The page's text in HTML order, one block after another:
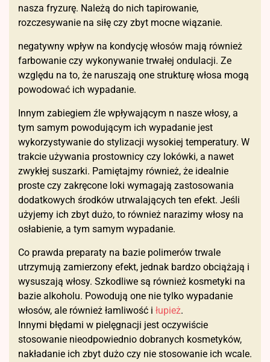
nasza fryzurę. Należą do nich tapirowanie,
rozczesywanie na siłę czy zbyt mocne wiązanie.
negatywny wpływ na kondycję włosów mają również
farbowanie czy wykonywanie trwałej ondulacji. Ze
względu na to, że naruszają one strukturę włosa mogą
powodować ich wypadanie.
Innym zabiegiem źle wpływającym n nasze włosy, a
tym samym powodującym ich wypadanie jest
wykorzystywanie do stylizacji wysokiej temperatury. W
trakcie używania prostownicy czy lokówki, a nawet
zwykłej suszarki. Pamiętajmy również, że idealnie
proste czy zakręcone loki wymagają zastosowania
dodatkowych środków utrwalających ten efekt. Jeśli
użyjemy ich zbyt dużo, to również narazimy włosy na
osłabienie, a tym samym wypadanie.
Co prawda preparaty na bazie polimerów trwale
utrzymują zamierzony efekt, jednak bardzo obciążają i
wysuszają włosy. Szkodliwe są również kosmetyki na
bazie alkoholu. Powodują one nie tylko wypadanie
włosów, ale również łamliwość i łupież.
Innymi błędami w pielęgnacji jest oczywiście
stosowanie nieodpowiednio dobranych kosmetyków,
nakładanie ich zbyt dużo czy nie stosowanie ich wcale.